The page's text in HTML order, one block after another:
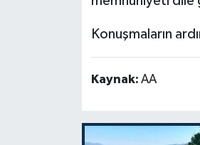
Konuşmaların
Kaynak: AA